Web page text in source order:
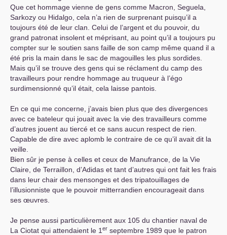
Que cet hommage vienne de gens comme Macron, Seguela,
Sarkozy ou Hidalgo, cela n’a rien de surprenant puisqu’il a
toujours été de leur clan. Celui de l’argent et du pouvoir, du
grand patronat insolent et méprisant, au point qu’il a toujours pu
compter sur le soutien sans faille de son camp même quand il a
été pris la main dans le sac de magouilles les plus sordides.
Mais qu’il se trouve des gens qui se réclament du camp des
travailleurs pour rendre hommage au truqueur à l’égo
surdimensionné qu’il était, cela laisse pantois.
En ce qui me concerne, j’avais bien plus que des divergences
avec ce bateleur qui jouait avec la vie des travailleurs comme
d’autres jouent au tiercé et ce sans aucun respect de rien.
Capable de dire avec aplomb le contraire de ce qu’il avait dit la
veille.
Bien sûr je pense à celles et ceux de Manufrance, de la Vie
Claire, de Terraillon, d’Adidas et tant d’autres qui ont fait les frais
dans leur chair des mensonges et des tripatouillages de
l’illusionniste que le pouvoir mitterrandien encourageait dans
ses œuvres.
Je pense aussi particulièrement aux 105 du chantier naval de
La Ciotat qui attendaient le 1 er septembre 1989 que le patron